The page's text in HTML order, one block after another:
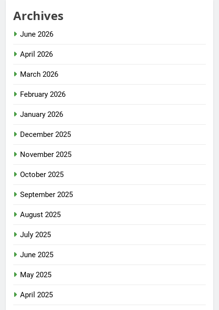
Archives
June 2026
April 2026
March 2026
February 2026
January 2026
December 2025
November 2025
October 2025
September 2025
August 2025
July 2025
June 2025
May 2025
April 2025